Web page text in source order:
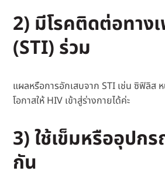
2) มีโรคติดต่อทาง
(STI) ร่วม
แผลหรือการอักเสบจาก STI เช่น ซิฟิลิส
โอกาสให้ HIV เข้าสู่ร่างกายได้ค่ะ
3) ใช้เข็มหรืออุปก
กัน